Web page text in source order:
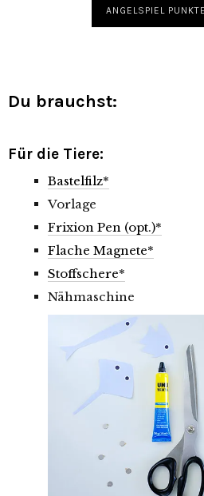
ANGELSPIEL
Du brauchst:
Für die Tiere:
Bastelfilz*
Vorlage
Frixion Pen (opt.)*
Flache Magnete*
Stoffschere*
Nähmaschine